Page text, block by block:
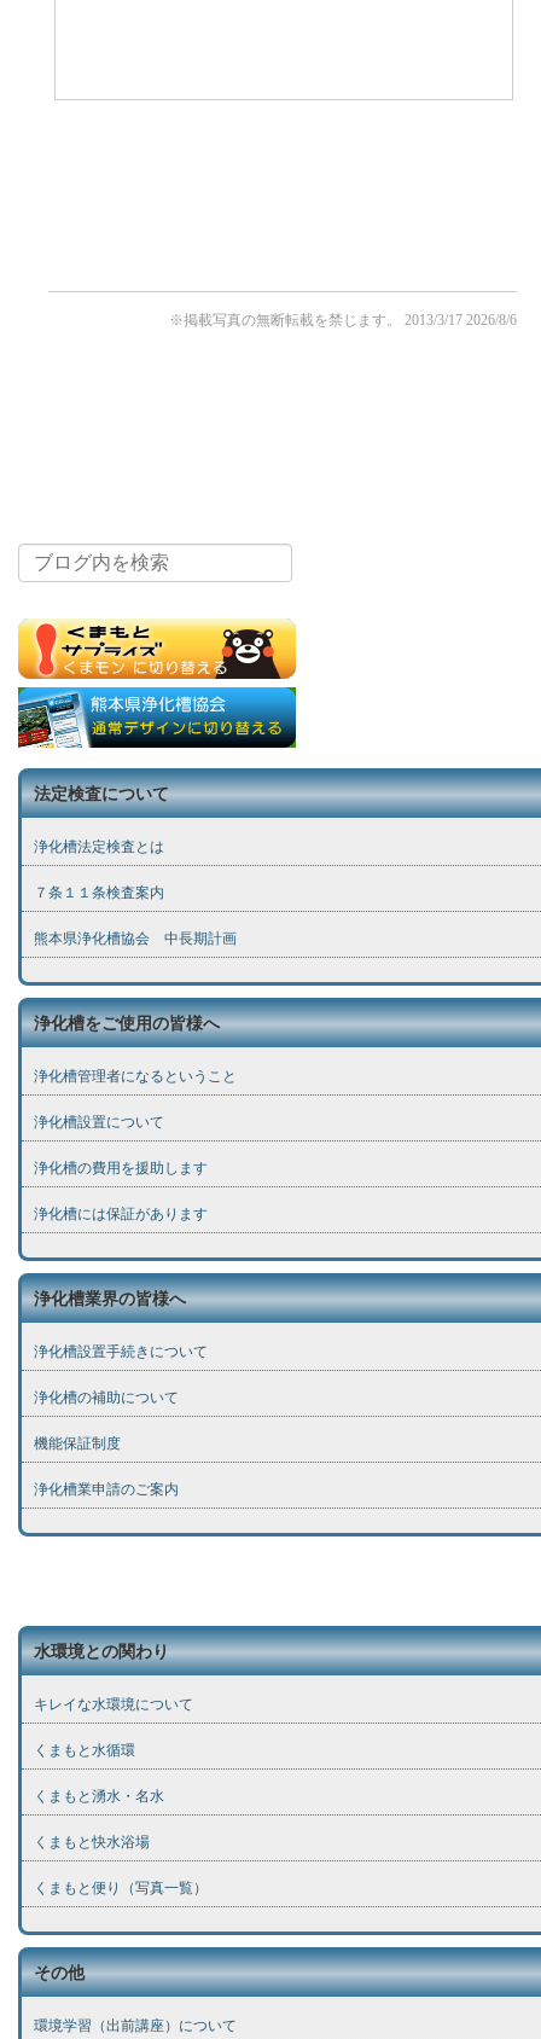
※掲載写真の無断転載を禁じます。 2013/3/17 2026/8/6
法定検査について
浄化槽法定検査とは
７条１１条検査案内
熊本県浄化槽協会 中長期計画
浄化槽をご使用の皆様へ
浄化槽管理者になるということ
浄化槽設置について
浄化槽の費用を援助します
浄化槽には保証があります
浄化槽業界の皆様へ
浄化槽設置手続きについて
浄化槽の補助について
機能保証制度
浄化槽業申請のご案内
水環境との関わり
キレイな水環境について
くまもと水循環
くまもと湧水・名水
くまもと快水浴場
くまもと便り（写真一覧）
その他
環境学習（出前講座）について